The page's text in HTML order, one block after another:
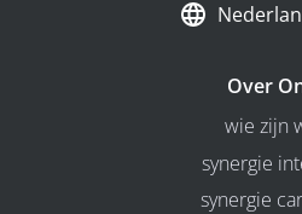
Over
wie zijn
synergie
synergie